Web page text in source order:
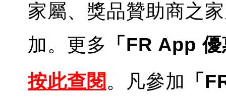
家屬、獎品贊助商之
加。更多 「FR App
按此查閱 。凡參加
「